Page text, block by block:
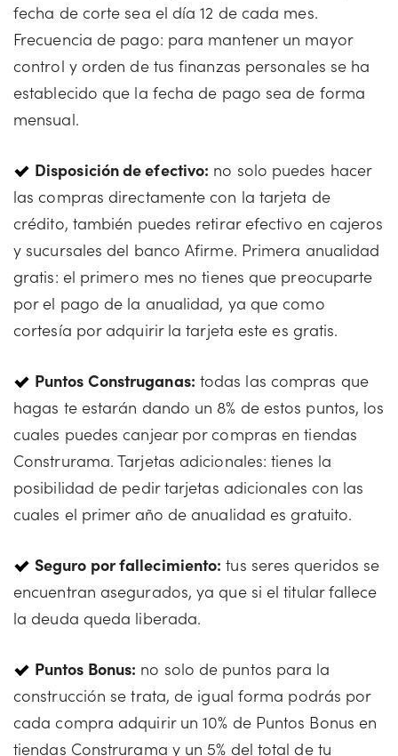
fecha de corte sea el día 12 de cada mes.
Frecuencia de pago: para mantener un mayor
control y orden de tus finanzas personales se ha
establecido que la fecha de pago sea de forma
mensual.
Disposición de efectivo: no solo puedes hacer
las compras directamente con la tarjeta de
crédito, también puedes retirar efectivo en cajeros
y sucursales del banco Afirme. Primera anualidad
gratis: el primero mes no tienes que preocuparte
por el pago de la anualidad, ya que como
cortesía por adquirir la tarjeta este es gratis.
Puntos Construganas: todas las compras que
hagas te estarán dando un 8% de estos puntos, los
cuales puedes canjear por compras en tiendas
Construrama. Tarjetas adicionales: tienes la
posibilidad de pedir tarjetas adicionales con las
cuales el primer año de anualidad es gratuito.
Seguro por fallecimiento: tus seres queridos se
encuentran asegurados, ya que si el titular fallece
la deuda queda liberada.
Puntos Bonus: no solo de puntos para la
construcción se trata, de igual forma podrás por
cada compra adquirir un 10% de Puntos Bonus en
tiendas Construrama y un 5% del total de tu